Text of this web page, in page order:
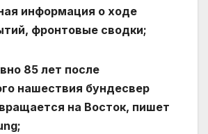
информация о ходе
фронтовые сводки;
85 лет после
нашествия бундесвер
на Восток, пишет